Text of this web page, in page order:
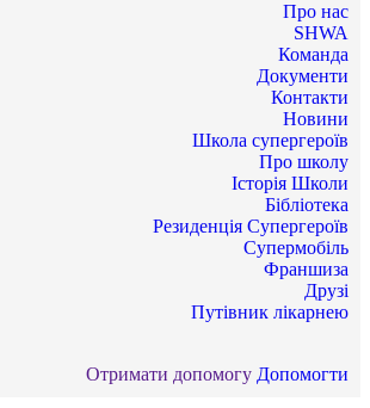
Про нас
SHWA
Команда
Документи
Контакти
Новини
Школа супергероїв
Про школу
Історія Школи
Бібліотека
Резиденція Супергероїв
Супермобіль
Франшиза
Друзі
Путівник лікарнею
Отримати допомогу Допомогти